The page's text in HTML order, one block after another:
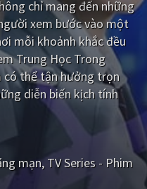
Gia đình
Lịch sử
Tiểu sử
Trung Quốc - Hồng Kông
chỉ mang đến những
xem bước vào một
mỗi khoảnh khắc đều
Trung Học Trong
có thể tận hưởng trọn
diễn biến kịch tính
mạn TV Series - Phim